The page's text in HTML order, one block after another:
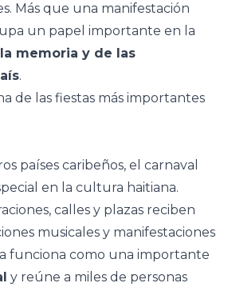
Más que una manifestación
un papel importante en la
memoria y de las
.
de las fiestas más importantes
países caribeños, el carnaval
en la cultura haitiana.
calles y plazas reciben
musicales y manifestaciones
funciona como una importante
y reúne a miles de personas